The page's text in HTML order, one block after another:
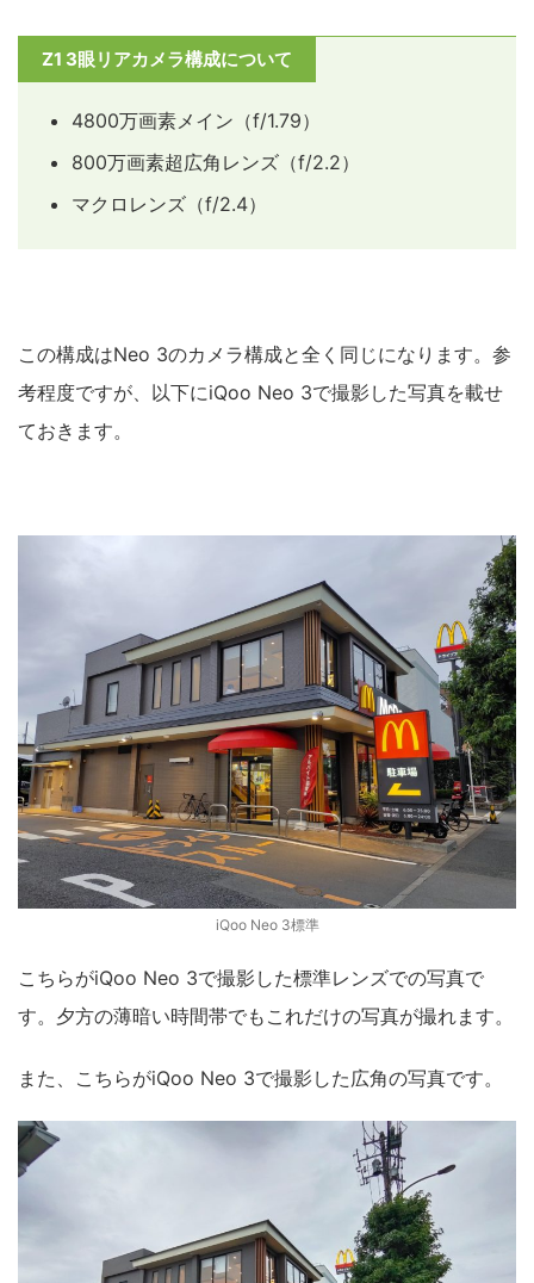
Z1 3眼リアカメラ構成について
4800万画素メイン（f/1.79）
800万画素超広角レンズ（f/2.2）
マクロレンズ（f/2.4）
この構成はNeo 3のカメラ構成と全く同じになります。参
考程度ですが、以下にiQoo Neo 3で撮影した写真を載せ
ておきます。
iQoo Neo 3標準
こちらがiQoo Neo 3で撮影した標準レンズでの写真で
す。夕方の薄暗い時間帯でもこれだけの写真が撮れます。
また、こちらがiQoo Neo 3で撮影した広角の写真です。